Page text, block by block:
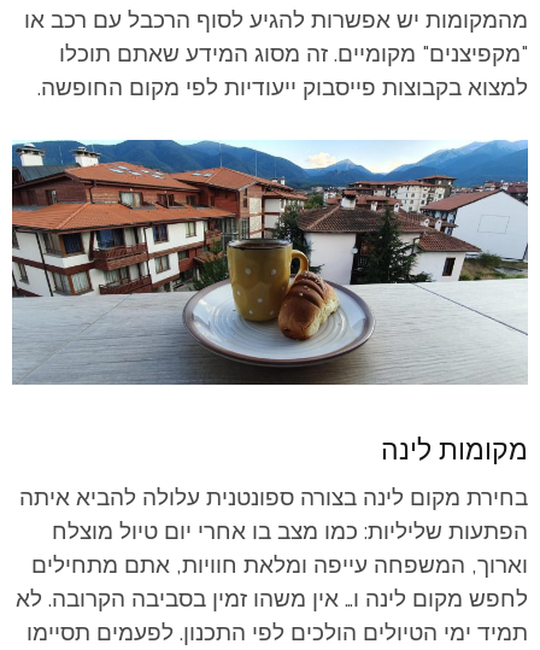
מהמקומות יש אפשרות להגיע לסוף הרכבל עם רכב או
"מקפיצנים" מקומיים. זה מסוג המידע שאתם תוכלו
למצוא בקבוצות פייסבוק ייעודיות לפי מקום החופשה.
מקומות לינה
בחירת מקום לינה בצורה ספונטנית עלולה להביא איתה
הפתעות שליליות: כמו מצב בו אחרי יום טיול מוצלח
וארוך, המשפחה עייפה ומלאת חוויות, אתם מתחילים
לחפש מקום לינה ו… אין משהו זמין בסביבה הקרובה. לא
תמיד ימי הטיולים הולכים לפי התכנון. לפעמים תסיימו